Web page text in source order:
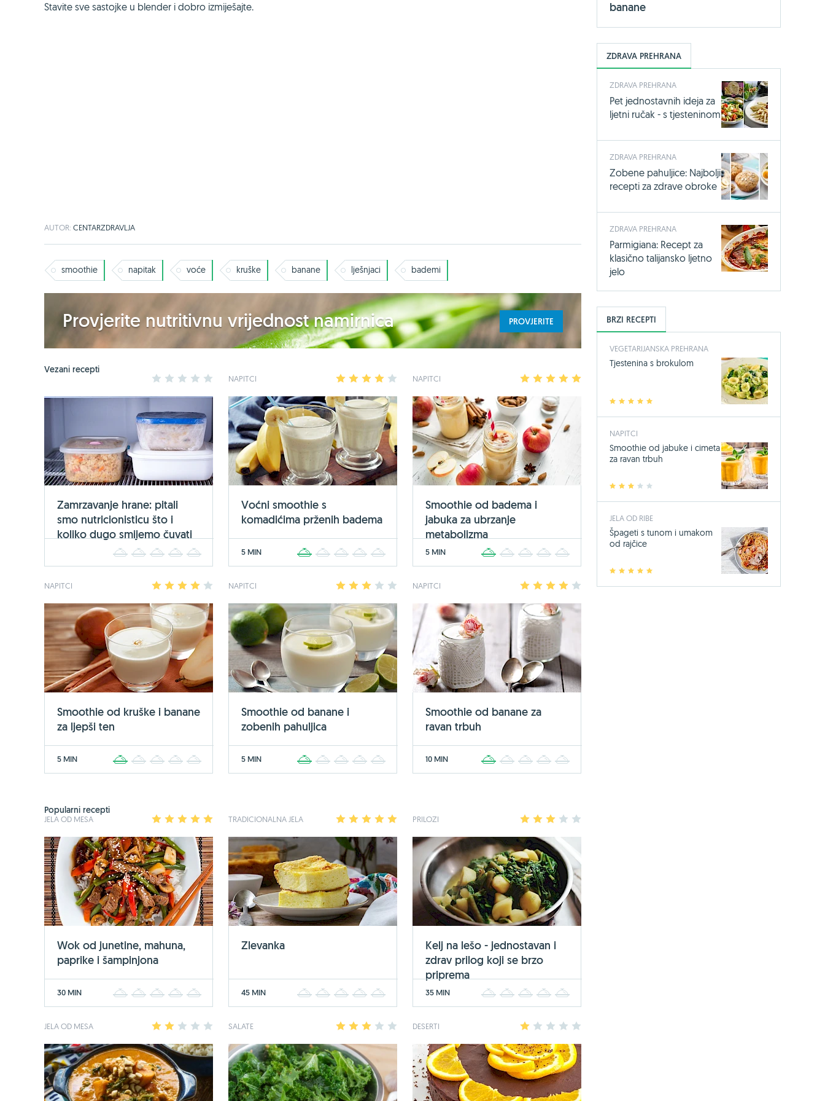
Stavite sve sastojke u blender i dobro izmiješajte.
AUTOR: CENTARZDRAVLJA
smoothie napitak voće kruške banane lješnjaci bademi
Provjerite nutritivnu vrijednost namirnica PROVJERITE
Vezani recepti
2 3 4
Zamrzavanje hrane: pitali
smo nutricionisticu što i
koliko dugo smijemo čuvati
2 3 4
NAPITCI 2 3 4
Voćni smoothie s
komadićima prženih badema
5 MIN 2 3 4
NAPITCI 2 3 4
Smoothie od badema i
jabuka za ubrzanje
metabolizma
5 MIN 2 3 4
NAPITCI 2 3 4
Smoothie od kruške i banane
za ljepši ten
5 MIN 2 3 4
NAPITCI 2 3 4
Smoothie od banane i
zobenih pahuljica
5 MIN 2 3 4
NAPITCI 2 3 4
Smoothie od banane za
ravan trbuh
10 MIN 2 3 4
Popularni recepti
JELA OD MESA 2 3 4
Wok od junetine, mahuna,
paprike i šampinjona
30 MIN 2 3 4
TRADICIONALNA JELA 2 3 4
Zlevanka
45 MIN 2 3 4
PRILOZI 2 3 4
Kelj na lešo - jednostavan i
zdrav prilog koji se brzo
priprema
35 MIN 2 3 4
JELA OD MESA 2 3 4 SALATE 2 3 4 DESERTI 2 3 4
banane
ZDRAVA PREHRANA
ZDRAVA PREHRANA
Pet jednostavnih ideja za
ljetni ručak - s tjesteninom
ZDRAVA PREHRANA
Zobene pahuljice: Najbolji
recepti za zdrave obroke
ZDRAVA PREHRANA
Parmigiana: Recept za
klasično talijansko ljetno
jelo
BRZI RECEPTI
VEGETARIJANSKA PREHRANA
2 3 4
Tjestenina s brokulom
NAPITCI
2 3 4
Smoothie od jabuke i cimeta
za ravan trbuh
JELA OD RIBE
2 3 4
Špageti s tunom i umakom
od rajčice